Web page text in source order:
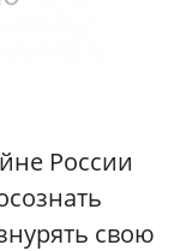
России
свою